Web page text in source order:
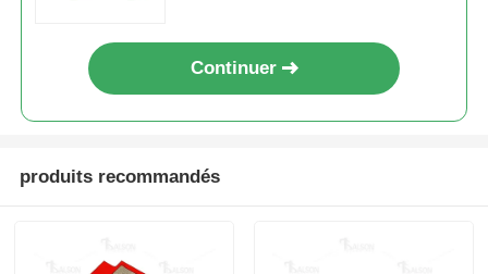
Continuer
produits recommandés